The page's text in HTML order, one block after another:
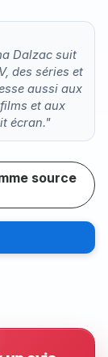
Dalzac suit
des séries et
aussi aux
et aux
écran."
source